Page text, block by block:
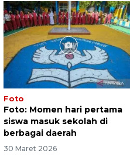
Foto
Foto: Momen hari pertama
siswa masuk sekolah di
berbagai daerah
30 Maret 2026